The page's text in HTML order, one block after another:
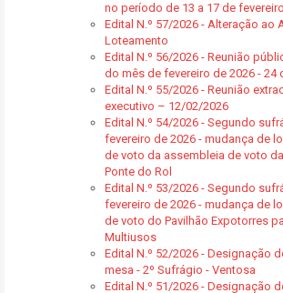
no período de 13 a 17 de fevereiro
Edital N.º 57/2026 - Alteração ao
Loteamento
Edital N.º 56/2026 - Reunião
do mês de fevereiro de 2026 - 24
Edital N.º 55/2026 - Reunião
executivo – 12/02/2026
Edital N.º 54/2026 - Segundo
fevereiro de 2026 - mudança de
de voto da assembleia de voto
Ponte do Rol
Edital N.º 53/2026 - Segundo
fevereiro de 2026 - mudança de
de voto do Pavilhão Expotorres
Multiusos
Edital N.º 52/2026 - Designação
mesa - 2º Sufrágio - Ventosa
Edital N.º 51/2026 - Designação